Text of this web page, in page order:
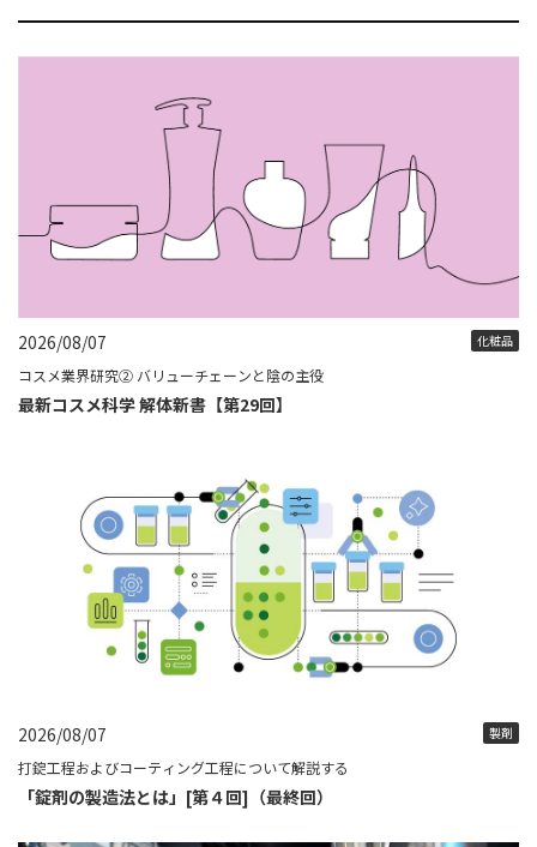
2026/08/07 化粧品
コスメ業界研究② バリューチェーンと陰の主役
最新コスメ科学 解体新書【第29回】
2026/08/07 製剤
打錠工程およびコーティング工程について解説する
「錠剤の製造法とは」[第４回]（最終回）